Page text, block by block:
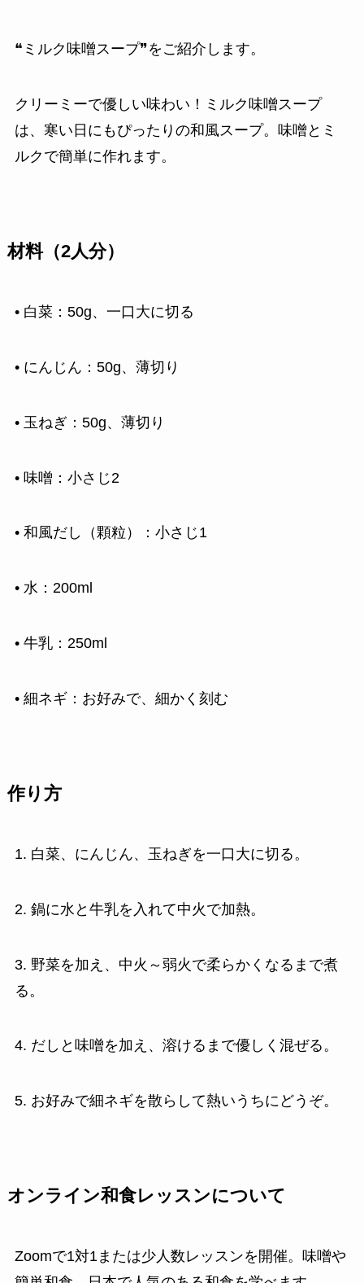
❝ミルク味噌スープ❞をご紹介します。
クリーミーで優しい味わい！ミルク味噌スープ
は、寒い日にもぴったりの和風スープ。味噌とミ
ルクで簡単に作れます。
材料（2人分）
• 白菜：50g、一口大に切る
• にんじん：50g、薄切り
• 玉ねぎ：50g、薄切り
• 味噌：小さじ2
• 和風だし（顆粒）：小さじ1
• 水：200ml
• 牛乳：250ml
• 細ネギ：お好みで、細かく刻む
作り方
1. 白菜、にんじん、玉ねぎを一口大に切る。
2. 鍋に水と牛乳を入れて中火で加熱。
3. 野菜を加え、中火～弱火で柔らかくなるまで煮
る。
4. だしと味噌を加え、溶けるまで優しく混ぜる。
5. お好みで細ネギを散らして熱いうちにどうぞ。
オンライン和食レッスンについて
Zoomで1対1または少人数レッスンを開催。味噌や